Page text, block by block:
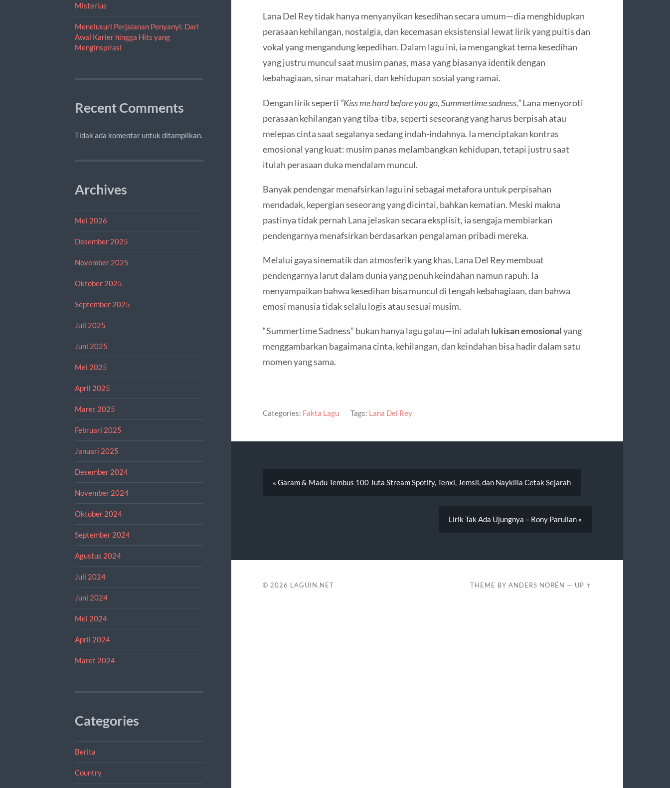
Misterius
Menelusuri Perjalanan Penyanyi: Dari
Awal Karier hingga Hits yang
Menginspirasi
Recent Comments
Tidak ada komentar untuk ditampilkan.
Archives
Mei 2026
Desember 2025
November 2025
Oktober 2025
September 2025
Juli 2025
Juni 2025
Mei 2025
April 2025
Maret 2025
Februari 2025
Januari 2025
Desember 2024
November 2024
Oktober 2024
September 2024
Agustus 2024
Juli 2024
Juni 2024
Mei 2024
April 2024
Maret 2024
Categories
Berita
Country
Lana Del Rey tidak hanya menyanyikan kesedihan secara umum—dia menghidupkan
perasaan kehilangan, nostalgia, dan kecemasan eksistensial lewat lirik yang puitis dan
vokal yang mengandung kepedihan. Dalam lagu ini, ia mengangkat tema kesedihan
yang justru muncul saat musim panas, masa yang biasanya identik dengan
kebahagiaan, sinar matahari, dan kehidupan sosial yang ramai.
Dengan lirik seperti “Kiss me hard before you go, Summertime sadness,”Lana menyoroti
perasaan kehilangan yang tiba-tiba, seperti seseorang yang harus berpisah atau
melepas cinta saat segalanya sedang indah-indahnya. Ia menciptakan kontras
emosional yang kuat: musim panas melambangkan kehidupan, tetapi justru saat
itulah perasaan duka mendalam muncul.
Banyak pendengar menafsirkan lagu ini sebagai metafora untuk perpisahan
mendadak, kepergian seseorang yang dicintai, bahkan kematian. Meski makna
pastinya tidak pernah Lana jelaskan secara eksplisit, ia sengaja membiarkan
pendengarnya menafsirkan berdasarkan pengalaman pribadi mereka.
Melalui gaya sinematik dan atmosferik yang khas, Lana Del Rey membuat
pendengarnya larut dalam dunia yang penuh keindahan namun rapuh. Ia
menyampaikan bahwa kesedihan bisa muncul di tengah kebahagiaan, dan bahwa
emosi manusia tidak selalu logis atau sesuai musim.
“Summertime Sadness” bukan hanya lagu galau—ini adalah lukisan emosionalyang
menggambarkan bagaimana cinta, kehilangan, dan keindahan bisa hadir dalam satu
momen yang sama.
Categories: Fakta Lagu Tags: Lana Del Rey
« Garam & Madu Tembus 100 Juta Stream Spotify, Tenxi, Jemsii, dan Naykilla Cetak Sejarah
Lirik Tak Ada Ujungnya – Rony Parulian »
© 2026 LAGUIN.NET THEME BYANDERS NORÉN — UP ↑